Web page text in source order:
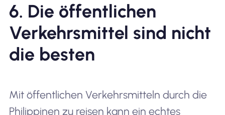
6. Die öffentlichen
Verkehrsmittel sind nicht
die besten
Mit öffentlichen Verkehrsmitteln durch die
Philippinen zu reisen kann ein echtes